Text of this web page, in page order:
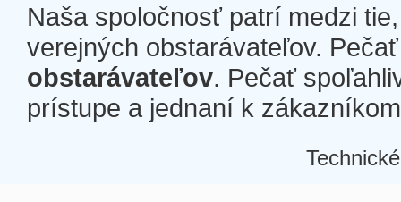
Naša spoločnosť patrí medzi
verejných obstarávateľov.
obstarávateľov. Pečať
prístupe a jednaní k